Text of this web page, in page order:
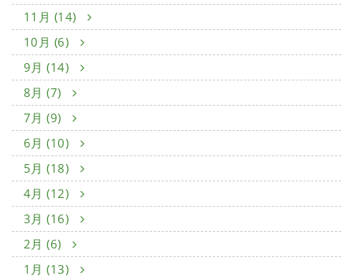
11月 (14)
10月 (6)
9月 (14)
8月 (7)
7月 (9)
6月 (10)
5月 (18)
4月 (12)
3月 (16)
2月 (6)
1月 (13)